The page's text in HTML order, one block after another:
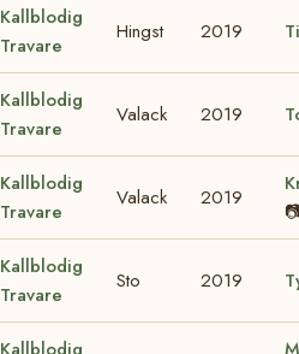
Kallblodig
Travare
Hingst 2019
Kallblodig
Travare
Valack 2019
Kallblodig
Travare
Valack 2019
Kallblodig
Travare
Sto 2019
Kallblodig